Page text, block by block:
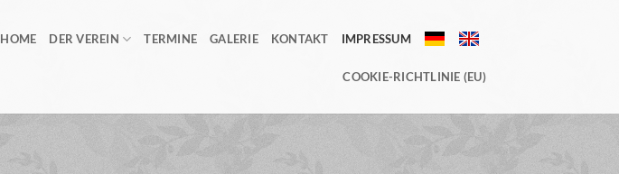
HOME DER VEREIN TERMINE GALERIE KONTAKT IMPRESSUM
DE EN
COOKIE-RICHTLINIE (EU)